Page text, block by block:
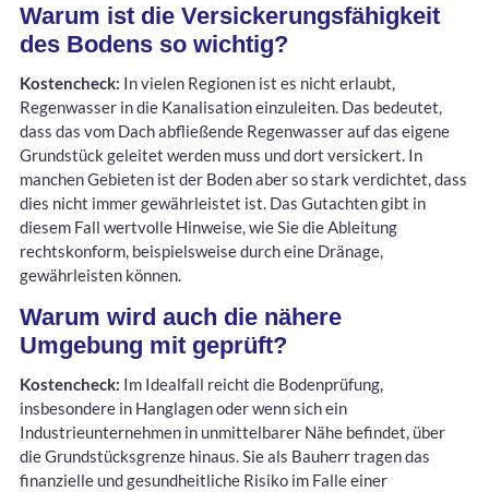
Warum ist die Versickerungsfähigkeit
des Bodens so wichtig?
Kostencheck: In vielen Regionen ist es nicht erlaubt,
Regenwasser in die Kanalisation einzuleiten. Das bedeutet,
dass das vom Dach abfließende Regenwasser auf das eigene
Grundstück geleitet werden muss und dort versickert. In
manchen Gebieten ist der Boden aber so stark verdichtet, dass
dies nicht immer gewährleistet ist. Das Gutachten gibt in
diesem Fall wertvolle Hinweise, wie Sie die Ableitung
rechtskonform, beispielsweise durch eine Dränage,
gewährleisten können.
Warum wird auch die nähere
Umgebung mit geprüft?
Kostencheck: Im Idealfall reicht die Bodenprüfung,
insbesondere in Hanglagen oder wenn sich ein
Industrieunternehmen in unmittelbarer Nähe befindet, über
die Grundstücksgrenze hinaus. Sie als Bauherr tragen das
finanzielle und gesundheitliche Risiko im Falle einer